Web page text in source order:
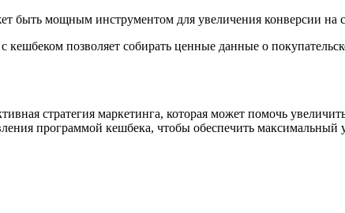
быть мощным инструментом для увеличения конверсии на
кешбеком позволяет собирать ценные данные о
стратегия маркетинга, которая может помочь
программой кешбека, чтобы обеспечить максимальный